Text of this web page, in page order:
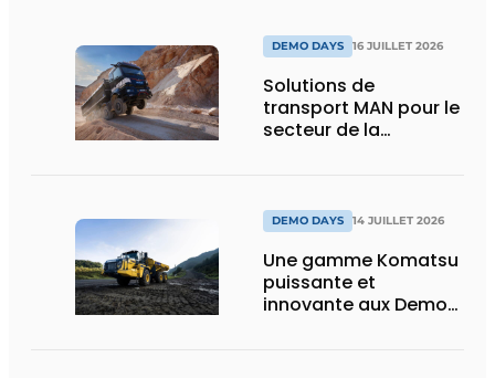
DEMO DAYS 16 JUILLET 2026
Solutions de
transport MAN pour le
secteur de la
DEMO DAYS 14 JUILLET 2026
Une gamme Komatsu
puissante et
innovante aux Demo